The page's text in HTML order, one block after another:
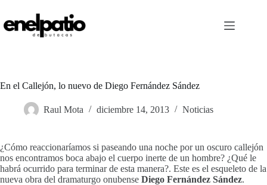
contenido
En el Callejón, lo nuevo de Diego Fernández Sández
Raul Mota diciembre 14, 2013 Noticias
¿Cómo reaccionaríamos si paseando una noche por un oscuro callejón
nos encontramos boca abajo el cuerpo inerte de un hombre? ¿Qué le
habrá ocurrido para terminar de esta manera?. Este es el esqueleto de la
nueva obra del dramaturgo onubense Diego Fernández Sández.